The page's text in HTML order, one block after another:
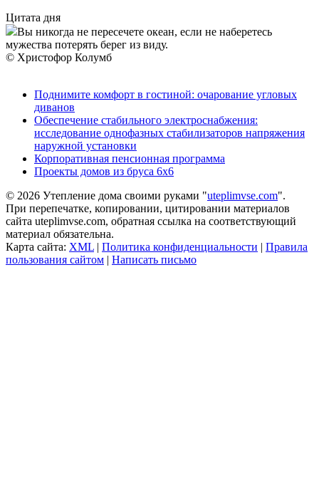
Цитата дня
Вы никогда не пересечете океан, если не наберетесь
мужества потерять берег из виду.
© Христофор Колумб
Поднимите комфорт в гостиной: очарование угловых
диванов
Обеспечение стабильного электроснабжения:
исследование однофазных стабилизаторов напряжения
наружной установки
Корпоративная пенсионная программа
Проекты домов из бруса 6х6
© 2026 Утепление дома своими руками "uteplimvse.com".
При перепечатке, копировании, цитировании материалов
сайта uteplimvse.com, обратная ссылка на соответствующий
материал обязательна.
Карта сайта: XML | Политика конфиденциальности | Правила
пользования сайтом | Написать письмо